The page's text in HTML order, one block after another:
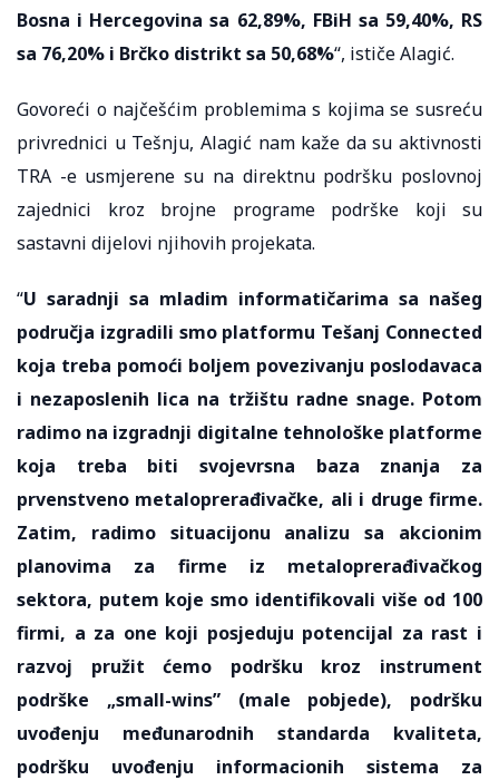
Bosna i Hercegovina sa 62,89%, FBiH sa 59,40%, RS
sa 76,20% i Brčko distrikt sa 50,68%“, ističe Alagić.
Govoreći o najčešćim problemima s kojima se susreću
privrednici u Tešnju, Alagić nam kaže da su aktivnosti
TRA -e usmjerene su na direktnu podršku poslovnoj
zajednici kroz brojne programe podrške koji su
sastavni dijelovi njihovih projekata.
“U saradnji sa mladim informatičarima sa našeg
područja izgradili smo platformu Tešanj Connected
koja treba pomoći boljem povezivanju poslodavaca
i nezaposlenih lica na tržištu radne snage. Potom
radimo na izgradnji digitalne tehnološke platforme
koja treba biti svojevrsna baza znanja za
prvenstveno metaloprerađivačke, ali i druge firme.
Zatim, radimo situacijonu analizu sa akcionim
planovima za firme iz metaloprerađivačkog
sektora, putem koje smo identifikovali više od 100
firmi, a za one koji posjeduju potencijal za rast i
razvoj pružit ćemo podršku kroz instrument
podrške „small-wins” (male pobjede), podršku
uvođenju međunarodnih standarda kvaliteta,
podršku uvođenju informacionih sistema za